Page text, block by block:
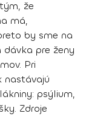
že
má,
by sme na
dávka pre ženy
Pri
nastávajú
psýlium,
. Zdroje